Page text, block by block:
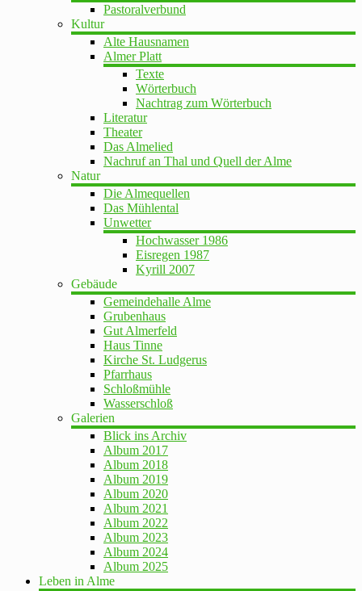
Pastoralverbund
Kultur
Alte Hausnamen
Almer Platt
Texte
Wörterbuch
Nachtrag zum Wörterbuch
Literatur
Theater
Das Almelied
Nachruf an Thal und Quell der Alme
Natur
Die Almequellen
Das Mühlental
Unwetter
Hochwasser 1986
Eisregen 1987
Kyrill 2007
Gebäude
Gemeindehalle Alme
Grubenhaus
Gut Almerfeld
Haus Tinne
Kirche St. Ludgerus
Pfarrhaus
Schloßmühle
Wasserschloß
Galerien
Blick ins Archiv
Album 2017
Album 2018
Album 2019
Album 2020
Album 2021
Album 2022
Album 2023
Album 2024
Album 2025
Leben in Alme